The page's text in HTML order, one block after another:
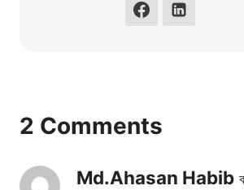
2 Comments
Md.Ahasan Habib